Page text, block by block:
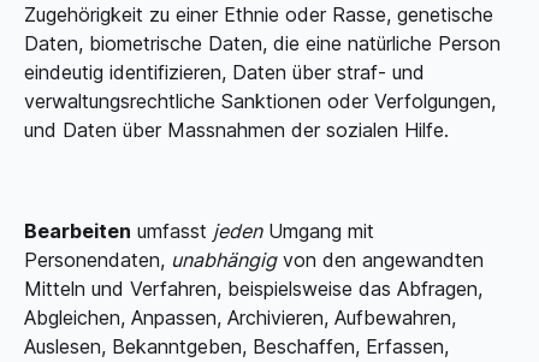
Zugehörigkeit zu einer Ethnie oder Rasse, genetische
Daten, biometrische Daten, die eine natürliche Person
eindeutig identifizieren, Daten über straf- und
verwaltungsrechtliche Sanktionen oder Verfolgungen,
und Daten über Massnahmen der sozialen Hilfe.
Bearbeiten umfasst jedenUmgang mit
Personendaten, unabhängigvon den angewandten
Mitteln und Verfahren, beispielsweise das Abfragen,
Abgleichen, Anpassen, Archivieren, Aufbewahren,
Auslesen, Bekanntgeben, Beschaffen, Erfassen,